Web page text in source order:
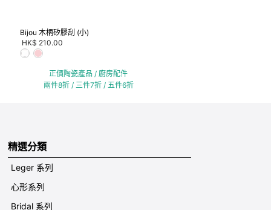
Bijou 木柄矽膠刮 (小)
HK$ 210.00
正價陶瓷產品 / 廚房配件
兩件8折 / 三件7折 / 五件6折
精選分類
Leger 系列
心形系列
Bridal 系列